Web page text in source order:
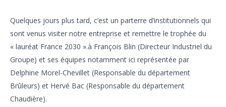
Quelques jours plus tard, c’est un parterre d’institutionnels qui
sont venus visiter notre entreprise et remettre le trophée du
« lauréat France 2030 ».à François Blin (Directeur Industriel du
Groupe) et ses équipes notamment ici représentée par
Delphine Morel-Chevillet (Responsable du département
Brûleurs) et Hervé Bac (Responsable du département
Chaudière).